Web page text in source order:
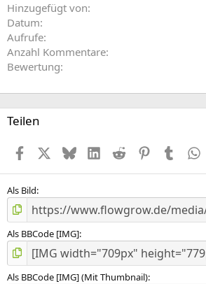
Hinzugefügt von
Datum
Aufrufe
Anzahl Kommentare
Bewertung
Teilen
FacebookX (Twitter)
BlueskyLinkedInReddit PinterestTumblr
Als Bild
Als BBCode [IMG]
Als BBCode [IMG] (Mit Thumbnail)